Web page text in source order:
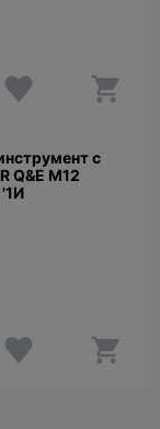
с
Q&E M12